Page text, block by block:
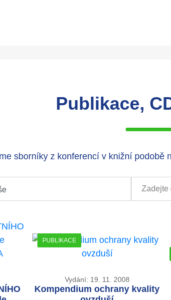
Publikace,
sborníky z konferencí v knižní podobě
PUBLIKACE
Vydání: 19. 11. 2008
Kompendium ochrany kvality